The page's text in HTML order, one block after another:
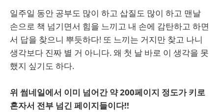
일주일 동안 공부도 많이 하고 삽질도 많이 하고 맨날
손으로 책 넘기면서 힘을 느끼고 내 손에 감탄하고 하면
서 답을 찾으니 뿌듯하다! 또 느끼는 거지만 찾고 나니
생각보다 진짜 별 거 아니다. 왜 첫 날 바로 이 생각을 못
했지 싶기도 하다.
위 썸네일에서 이미 넘어간 약 200페이지 정도가 키로
혼자서 전부 넘긴 페이지들이다!!